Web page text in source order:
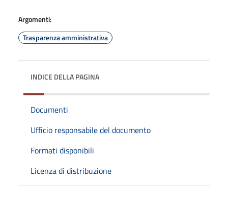
Argomenti:
Trasparenza amministrativa
INDICE DELLA PAGINA
Documenti
Ufficio responsabile del documento
Formati disponibili
Licenza di distribuzione